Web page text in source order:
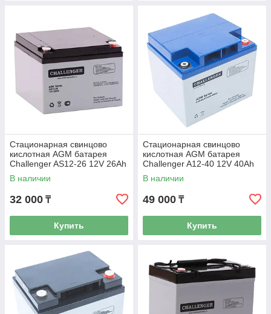
Стационарная свинцово
кислотная AGM батарея
Challenger AS12-26 12V 26Ah
В наличии
32 000 ₸
Купить
Стационарная свинцово
кислотная AGM батарея
Challenger A12-40 12V 40Ah
В наличии
49 000 ₸
Купить